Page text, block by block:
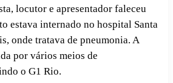
locutor e apresentador faleceu
estava internado no hospital Santa
onde tratava de pneumonia. A
por vários meios de
o G1 Rio.